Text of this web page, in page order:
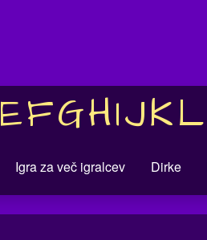
EFGHIJKL
Igra za več igralcev Dirke